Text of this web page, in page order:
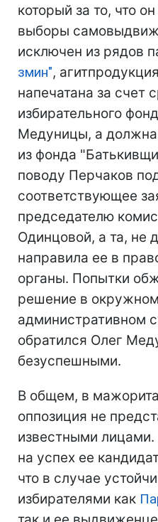
который за то, что
выборы
исключен из рядов
змин",
напечатана за счет
избирательного
Медуницы, а должна
из фонда
поводу Перчаков
соответствующее
председателю
Одинцовой, а та, не
направила ее в
органы. Попытки
решение в окружном
административном
обратился Олег
безуспешными.
В общем, в
оппозиция не
известными
на успех ее
что в случае
избирателями как